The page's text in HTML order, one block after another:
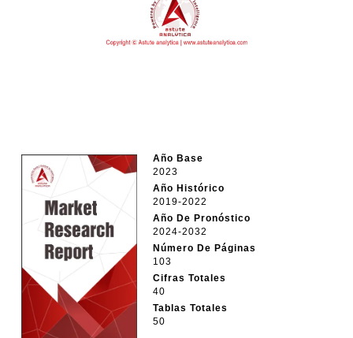
Año Base
2023
Año Histórico
2019-2022
Año De Pronóstico
2024-2032
Número De Páginas
103
Cifras Totales
40
Tablas Totales
50